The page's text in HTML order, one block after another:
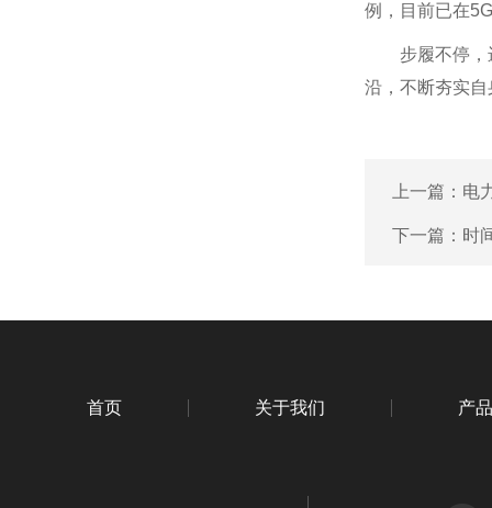
例，目前已在
步履不停
沿，不断夯实
上一篇： 电
下一篇： 时
首页 关于我们 产